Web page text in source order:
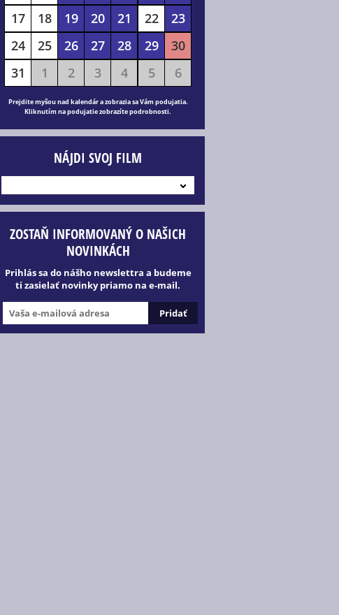
17
18 19 20 21 22
23
24
25 26 27 28 29
30
31
1 2 3 4 5 6
Prejdite myšou nad kalendár a zobrazia sa Vám podujatia.
Kliknutím na podujatie zobrazíte podrobnosti.
NÁJDI SVOJ FILM
ZOSTAŇ INFORMOVANÝ O NAŠICH
NOVINKÁCH
Prihlás sa do nášho newslettra a budeme
ti zasielať novinky priamo na e-mail.